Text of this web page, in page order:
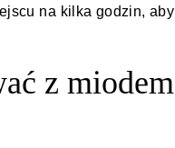
na kilka godzin, aby
z miodem